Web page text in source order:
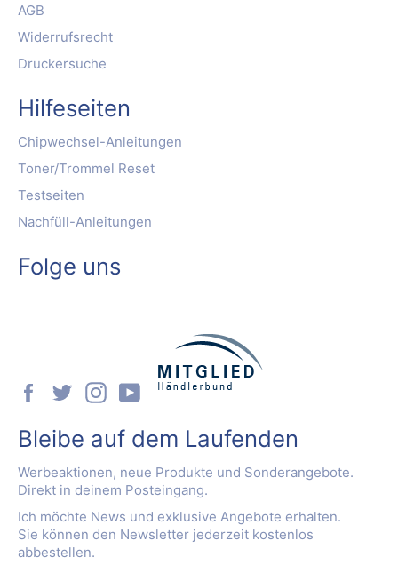
AGB
Widerrufsrecht
Druckersuche
Hilfeseiten
Chipwechsel-Anleitungen
Toner/Trommel Reset
Testseiten
Nachfüll-Anleitungen
Folge uns
FacebookTwitterInstagramYouTube
Bleibe auf dem Laufenden
Werbeaktionen, neue Produkte und Sonderangebote.
Direkt in deinem Posteingang.
Ich möchte News und exklusive Angebote erhalten.
Sie können den Newsletter jederzeit kostenlos
abbestellen.